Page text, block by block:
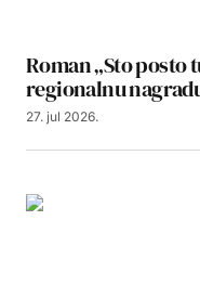
Roman „Sto posto
regionalnu
27. jul 2026.